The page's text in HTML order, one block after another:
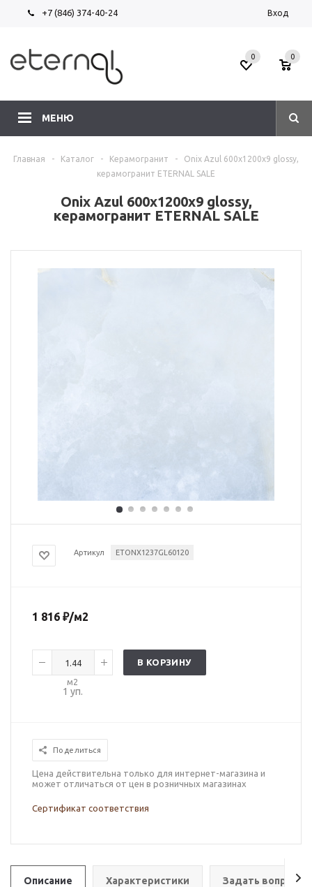
+7 (846) 374-40-24 Вход
МЕНЮ
0 0
Главная - Каталог - Керамогранит -
Onix Azul 600х1200х9 glossy,
керамогранит ETERNAL SALE
Onix Azul 600х1200х9 glossy,
керамогранит ETERNAL SALE
Артикул ETONX1237GL60120
1 816 ₽/м2
м2
1 уп.
В КОРЗИНУ
Поделиться
Цена действительна только для интернет-магазина и
может отличаться от цен в розничных магазинах
Сертификат соответствия
Описание Характеристики Задать вопрос